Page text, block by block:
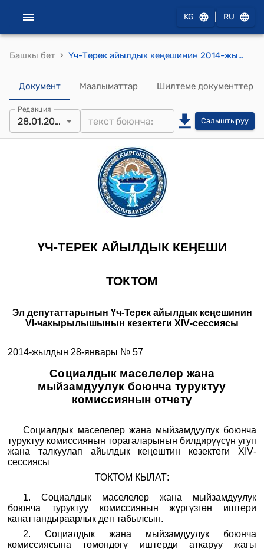
KG RU
Башкы бет › Үч-Терек айылдык кеңешинин 2014-жылдын 28-январындагы № 57 "Социалдык маселелер жана мыйзамдуулук боюнча туруктуу комиссиянын отчету" токтому
Документ Маалыматтар Шилтеме документтер
Редакция
28.01.2014 Салыштыруу